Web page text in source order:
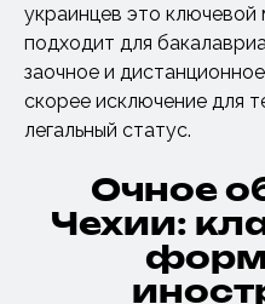
украинцев это
подходит для
заочное и
скорее исключение для
легальный статус.
Очное
Чехии: